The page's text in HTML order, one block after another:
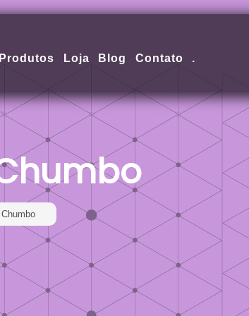
Produtos Loja Blog Contato .